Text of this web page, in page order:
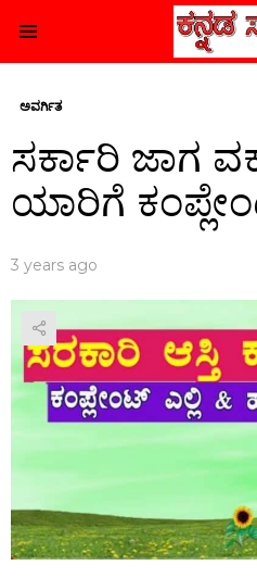
ಅವರ್ಗಿತ
ಸರ್ಕಾರಿ ಜಾಗ
ಯಾರಿಗೆ
3 years ago